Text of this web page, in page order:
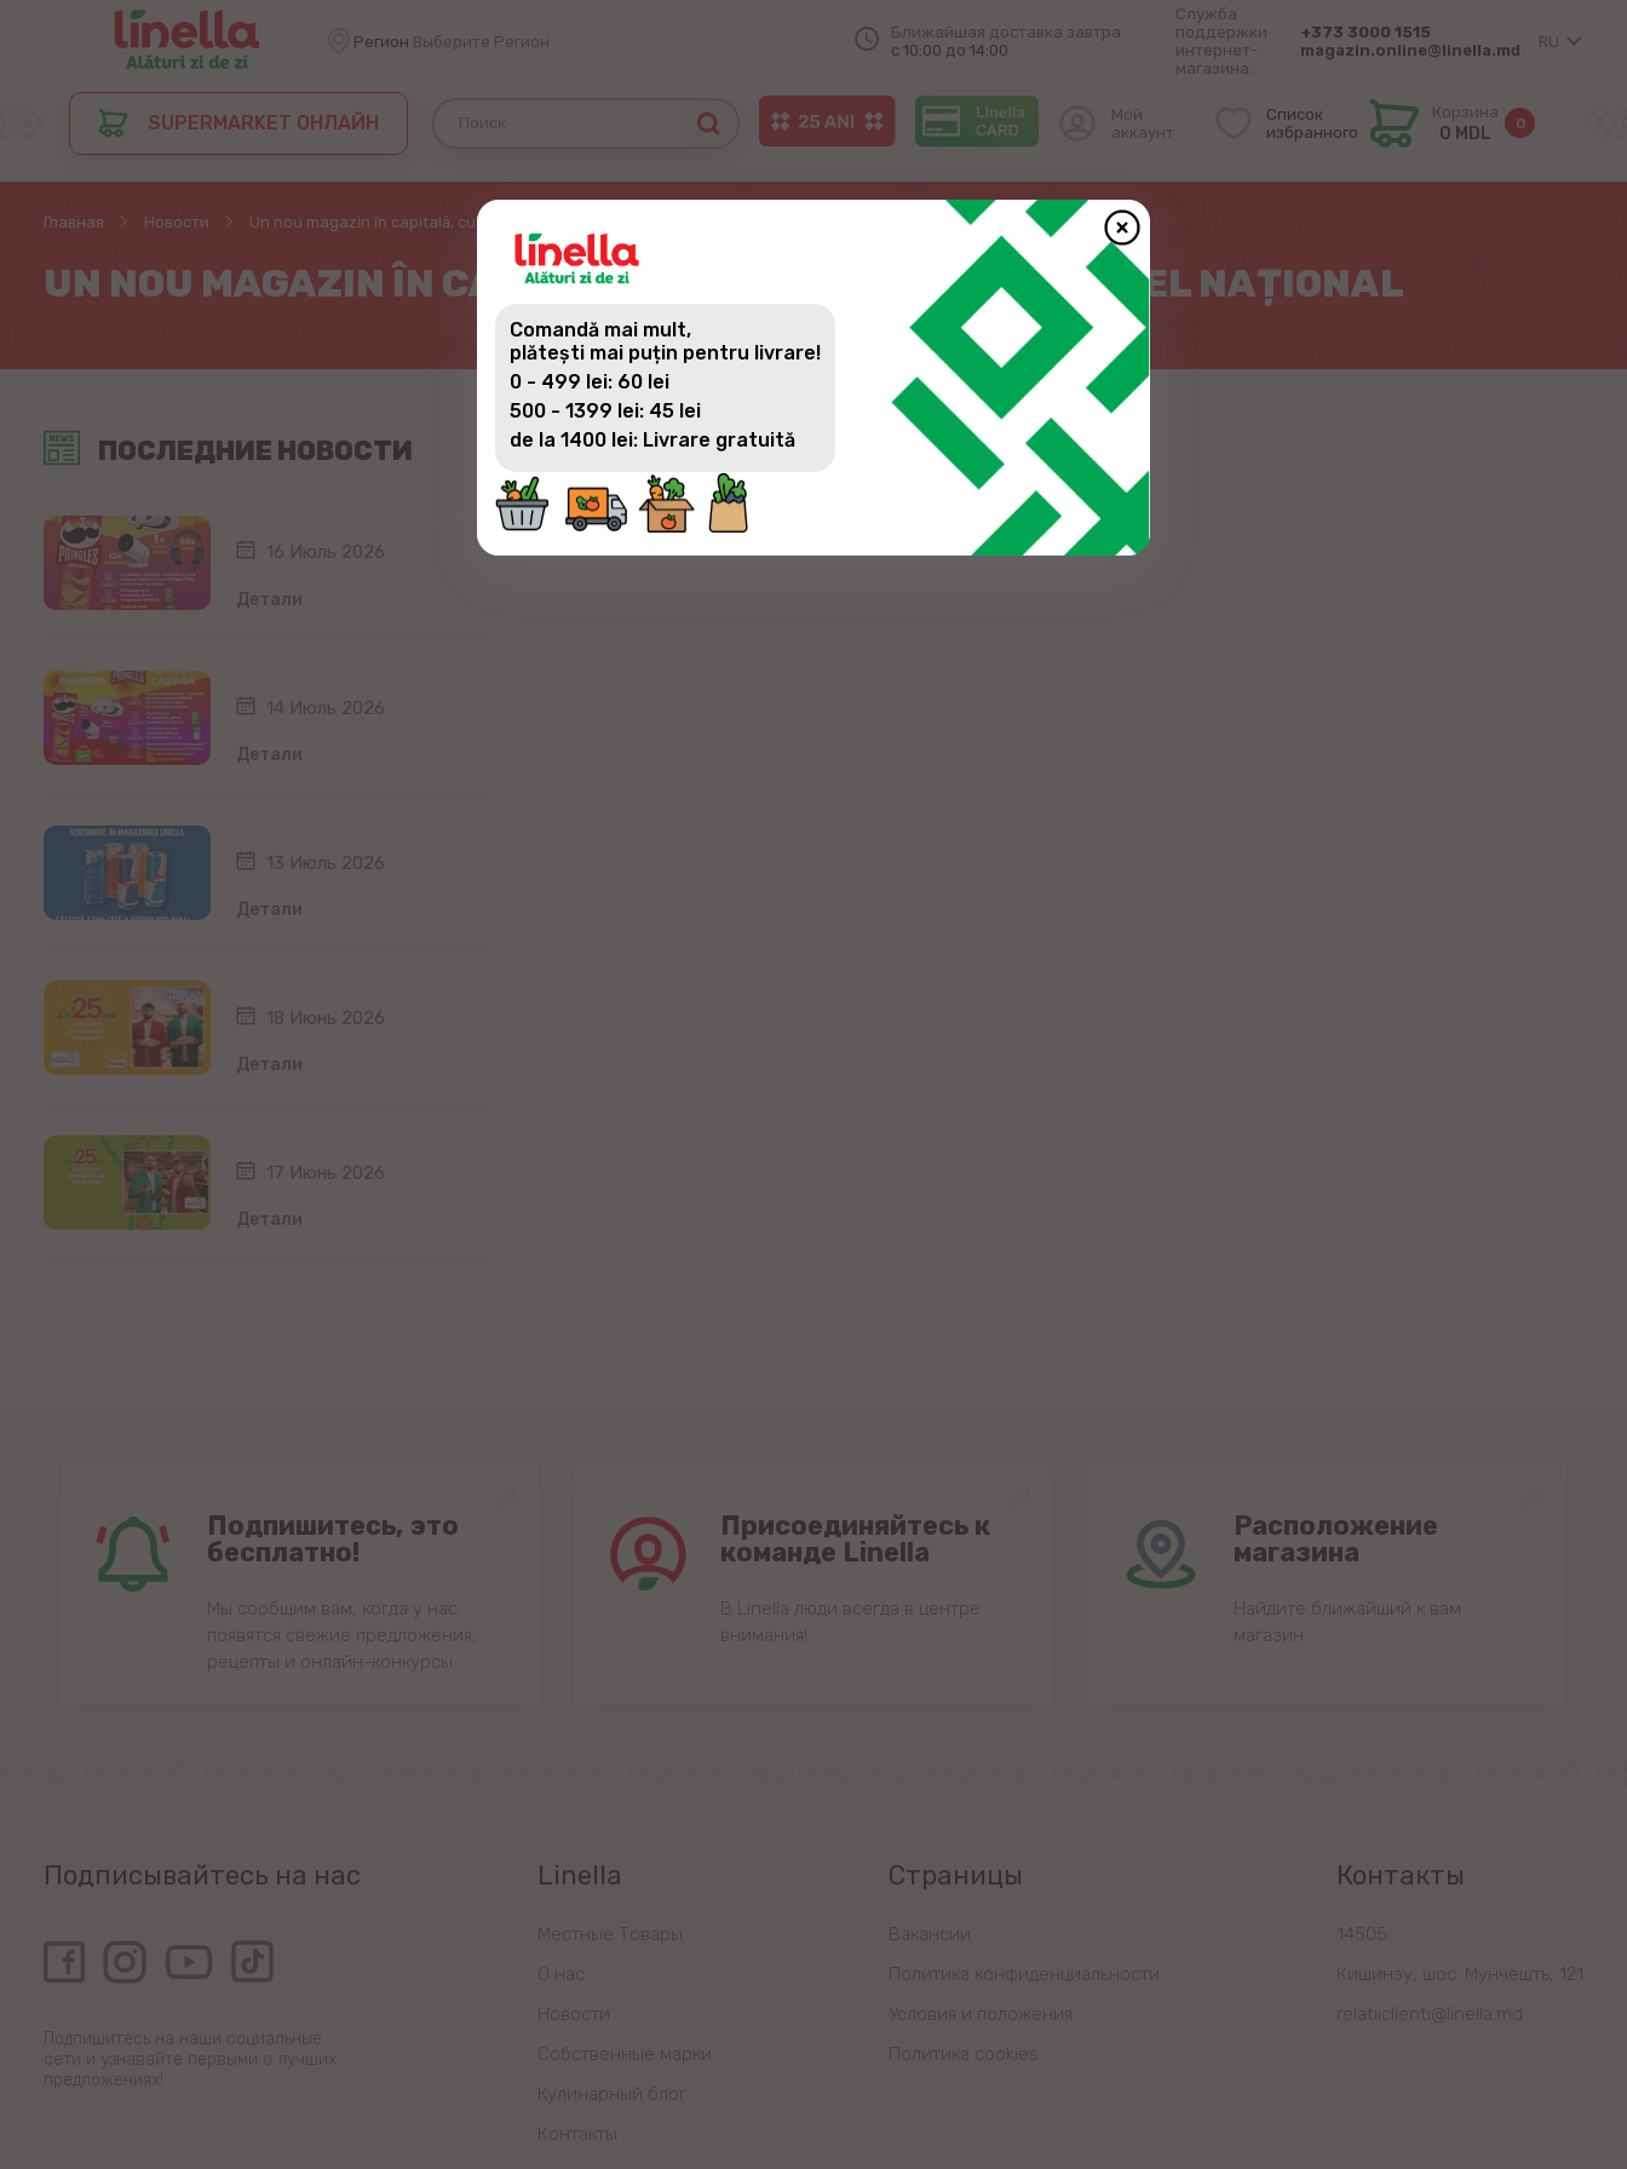
Регион Выберите Регион
Ближайшая доставка завтра
с 10:00 до 14:00
Служба
поддержки
интернет-
магазина:
+373 3000 1515
magazin.online@linella.md
RU
SUPERMARKET ОНЛАЙН
Мой
аккаунт
Список
избранного
Корзина
0 MDL 0
Главная Новости Un nou magazin în capitală, cu numărul 146 la nivel național
UN NOU MAGAZIN ÎN CAPITALĂ, CU NUMĂRUL 146 LA NIVEL NAȚIONAL
ПОСЛЕДНИЕ НОВОСТИ
16 Июль 2026
Детали
14 Июль 2026
Детали
13 Июль 2026
Детали
18 Июнь 2026
Детали
17 Июнь 2026
Детали
Подпишитесь, это
бесплатно!
Мы сообщим вам, когда у нас
появятся свежие предложения,
рецепты и онлайн-конкурсы.
Присоединяйтесь к
команде Linella
В Linella люди всегда в центре
внимания!
Расположение
магазина
Найдите ближайший к вам
магазин.
Подписывайтесь на нас
Подпишитесь на наши социальные
сети и узнавайте первыми о лучших
предложениях!
Linella
Местные Товары
О нас
Новости
Собственные марки
Кулинарный блог
Контакты
Страницы
Вакансии
Политика конфиденциальности
Условия и положения
Политика cookies
Контакты
14505
Кишинэу, шос. Мунчешть, 121
relatiiclienti@linella.md
Comandă mai mult,
plătești mai puțin pentru livrare!
0 - 499 lei: 60 lei
500 - 1399 lei: 45 lei
de la 1400 lei: Livrare gratuită